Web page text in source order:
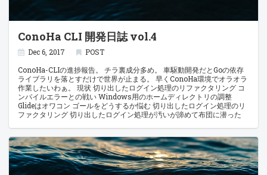
いな。 なんとなくできそうな事はわかったが、Goだとどうやって実装
すればいいんだ。 How can I open an interactive subprogram from
なんかめっちゃ簡単な事書いてないか？ cmd := exec.Command("ssh",
option) cmd.Stdout = os.Stdout cmd.Stdin = os.Stdin cmd.Stderr =
os.Stderr cmd.Run() まさかこれだけでいける？ オプションのあたりは
たければvagrantと同じくconoha ssh-configで表示されるようにした
い。 カレントディレクトリのファイル仕様 spec.toml: 仕様(名前, OS,
ssh-key, インスタンスタイプ…などなど) instance.toml: ConoHaのイン
スタンスの情報 1ディレクトリ、1設定ファイル、1インスタンス。 これ
もvagrantにある程度合わせる形で考えた。
ConoHa CLI 開発日誌 vol.4
Dec 6, 2017
POST
ConoHa-CLIの進捗報告。 チラ裏成分多め。 車駆動開発だとGoの依存
ライブラリを落とすだけで世界が止まる。 早くConoHa環境でオラオラ
作業したいわぁ。 現状 切り出したログイン処理のリファクタリング コ
ンパイルエラーとの戦い Windows用のホームディレクトリの調整
Glideはオワコン ゴールをどうするか悩む 切り出したログイン処理のリ
ファクタリング 切り出したログイン処理が汚いが諦めて布団に潜った
contextというエラーが出て中々解消出来ない。 とりあえず色々ググっ
ていたら、戻り値が2個のものを1個だけ受け取っていた事が原因らし
い。 不要の場合でも_で受け取る必要があるのね。 全部のコンパイルが
通ってログインが通った所で一旦コミットしてGitHubへプッシュ。 Go